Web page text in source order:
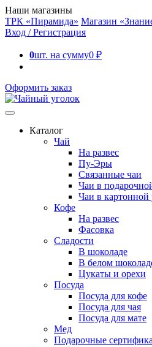
Наши магазины
ТРК «Пирамида» Магазин
Вход / Регистрация
0шт. на сумму0 ₽
Оформить заказ
Каталог
Чай
На развес
Пу-Эры
Связанные чаи
Чаи в
Чаи в картонной
Кофе
На развес
Фасовка
Сладости
В шоколаде
В белом
Цукаты и орехи
Посуда
Посуда для кофе
Посуда для чая
Посуда для мате
Мед
Подарочные